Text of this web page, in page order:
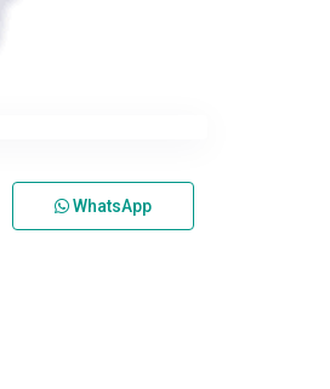
WhatsApp